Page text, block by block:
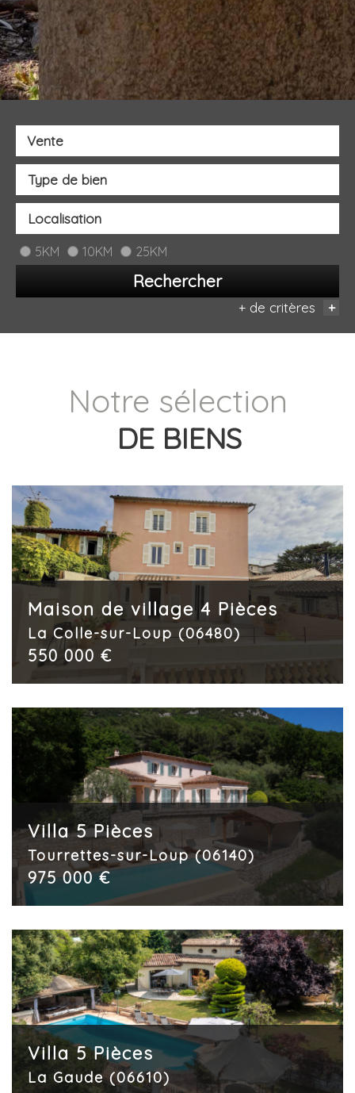
Vente
5KM 10KM 25KM
Rechercher
+ de critères +
Notre sélection
DE BIENS
Maison de village 4 Pièces
La Colle-sur-Loup (06480)
550 000 €
Villa 5 Pièces
Tourrettes-sur-Loup (06140)
975 000 €
Villa 5 Pièces
La Gaude (06610)